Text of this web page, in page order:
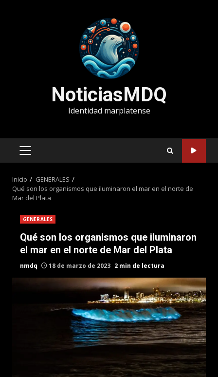
NoticiasMDQ
Identidad marplatense
MENÚ
Inicio
GENERALES
Qué son los organismos que iluminaron el mar en el norte de
Mar del Plata
GENERALES
Qué son los organismos que iluminaron
el mar en el norte de Mar del Plata
nmdq 18 de marzo de 2023 2 min de lectura